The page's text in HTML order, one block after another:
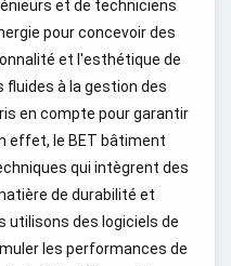
et de techniciens
pour concevoir des
et l'esthétique de
fluides à la gestion des
en compte pour garantir
effet, le BET bâtiment
qui intègrent des
de durabilité et
utilisons des logiciels de
les performances de